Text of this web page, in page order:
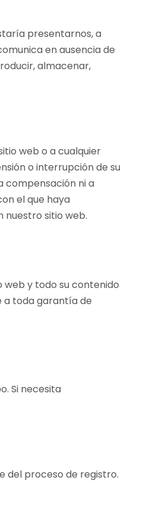
presentarnos, a
en ausencia de
almacenar,
web o a cualquier
o interrupción de su
compensación ni a
el que haya
nuestro sitio web.
web y todo su contenido
a toda garantía de
Si necesita
del proceso de registro.